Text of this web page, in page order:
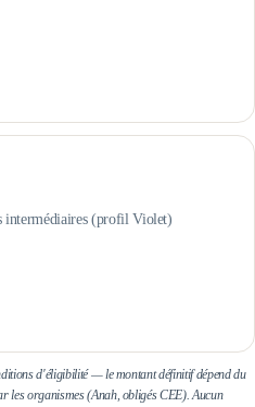
intermédiaires (profil Violet)
d'éligibilité — le montant définitif dépend du
les organismes (Anah, obligés CEE). Aucun